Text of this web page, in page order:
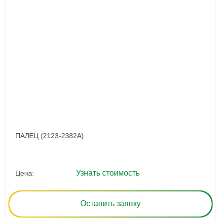
ПАЛЕЦ (2123-2382A)
Цена: Узнать стоимость
Оставить заявку